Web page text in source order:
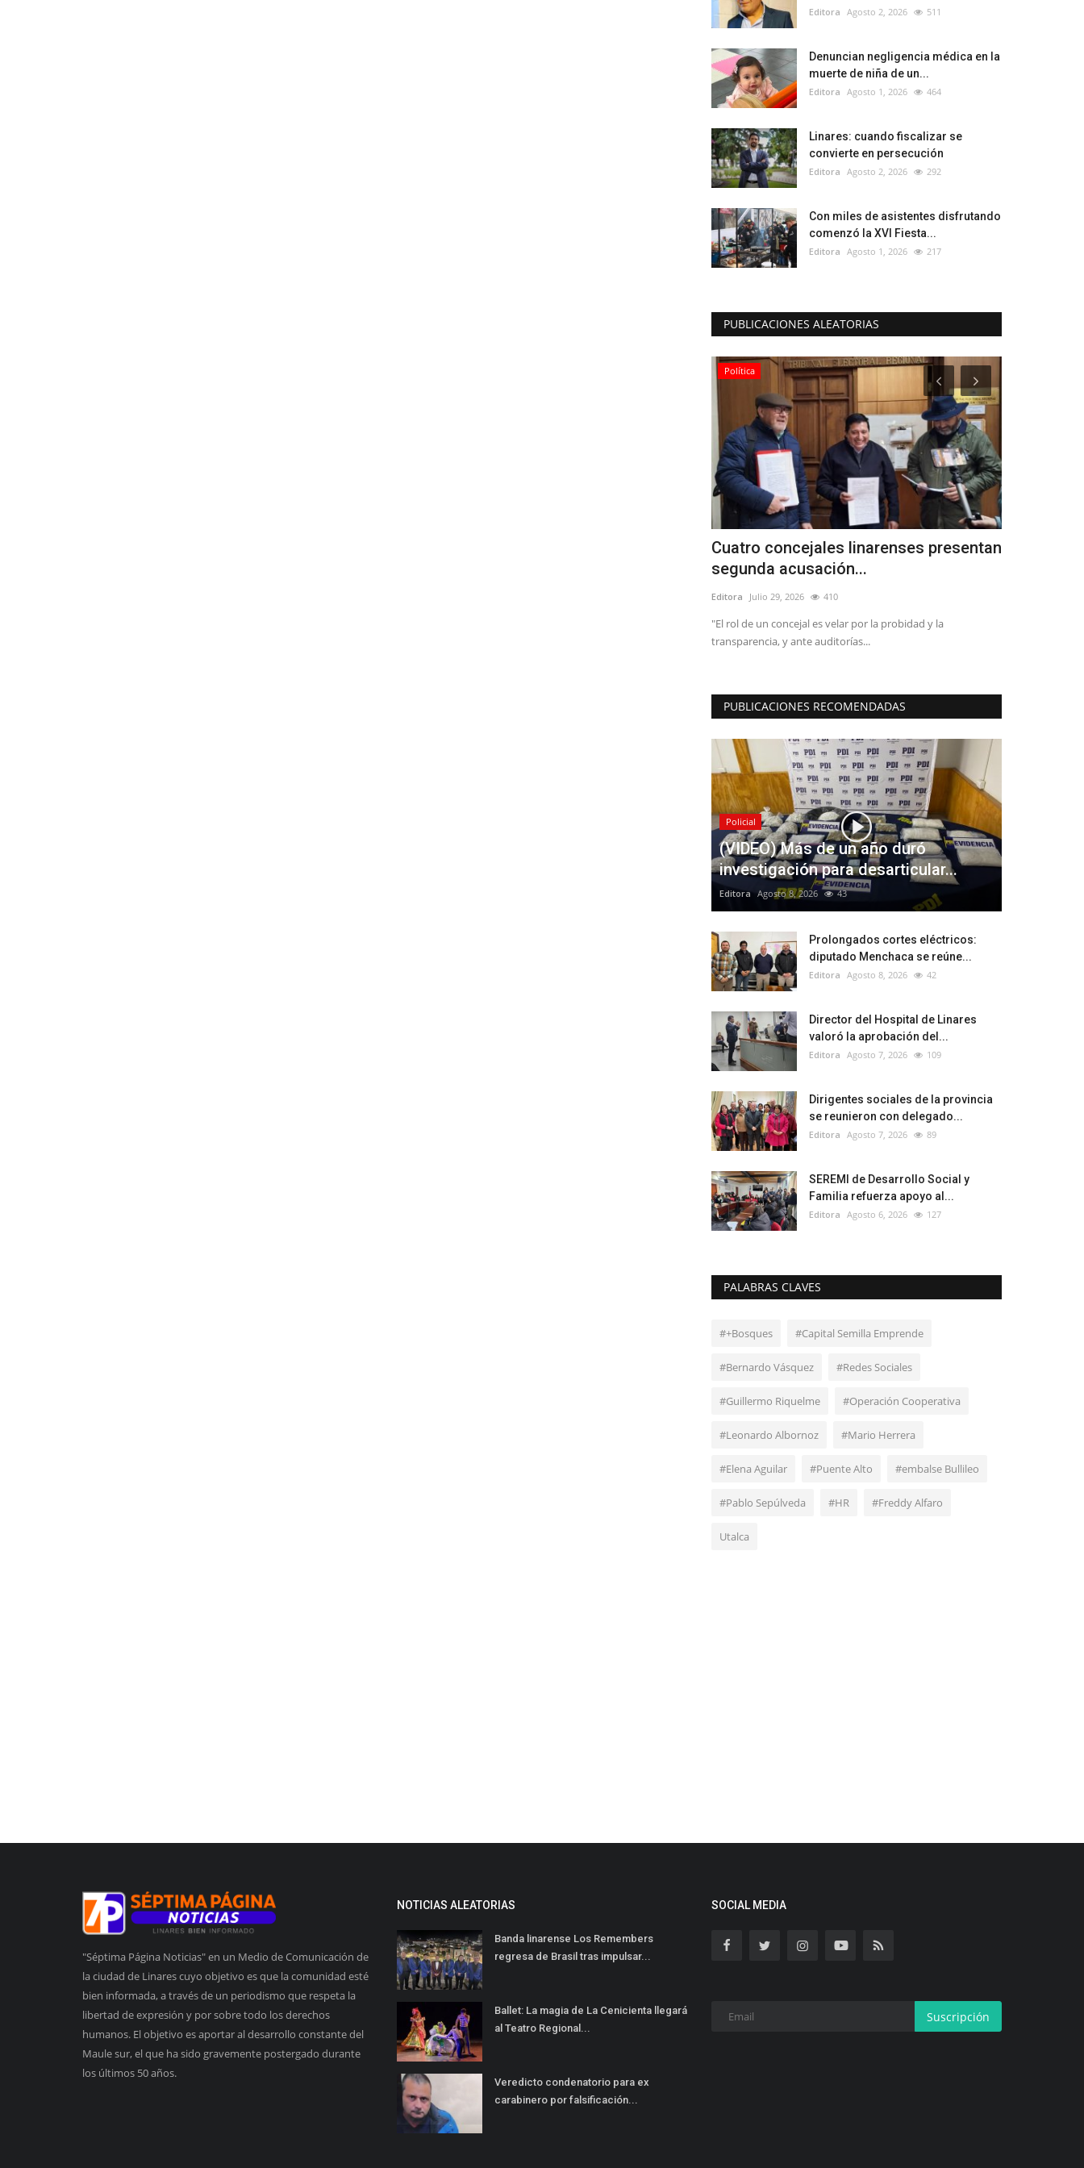
Editora Agosto 2, 2026 511
Denuncian negligencia médica en la
muerte de niña de un...
Editora Agosto 1, 2026 464
Linares: cuando fiscalizar se
convierte en persecución
Editora Agosto 2, 2026 292
Con miles de asistentes disfrutando
comenzó la XVI Fiesta...
Editora Agosto 1, 2026 217
PUBLICACIONES ALEATORIAS
Política
Cuatro concejales linarenses presentan
segunda acusación...
Editora Julio 29, 2026 410
"El rol de un concejal es velar por la probidad y la
transparencia, y ante auditorías...
PUBLICACIONES RECOMENDADAS
Policial
(VIDEO) Más de un año duró
investigación para desarticular...
Editora Agosto 8, 2026 43
Prolongados cortes eléctricos:
diputado Menchaca se reúne...
Editora Agosto 8, 2026 42
Director del Hospital de Linares
valoró la aprobación del...
Editora Agosto 7, 2026 109
Dirigentes sociales de la provincia
se reunieron con delegado...
Editora Agosto 7, 2026 89
SEREMI de Desarrollo Social y
Familia refuerza apoyo al...
Editora Agosto 6, 2026 127
PALABRAS CLAVES
#+Bosques #Capital Semilla Emprende
#Bernardo Vásquez #Redes Sociales
#Guillermo Riquelme #Operación Cooperativa
#Leonardo Albornoz #Mario Herrera
#Elena Aguilar #Puente Alto #embalse Bullileo
#Pablo Sepúlveda #HR #Freddy Alfaro
Utalca
"Séptima Página Noticias" en un Medio de Comunicación de
la ciudad de Linares cuyo objetivo es que la comunidad esté
bien informada, a través de un periodismo que respeta la
libertad de expresión y por sobre todo los derechos
humanos. El objetivo es aportar al desarrollo constante del
Maule sur, el que ha sido gravemente postergado durante
los últimos 50 años.
NOTICIAS ALEATORIAS
Banda linarense Los Remembers
regresa de Brasil tras impulsar...
Ballet: La magia de La Cenicienta llegará
al Teatro Regional...
Veredicto condenatorio para ex
carabinero por falsificación...
SOCIAL MEDIA
Suscripción